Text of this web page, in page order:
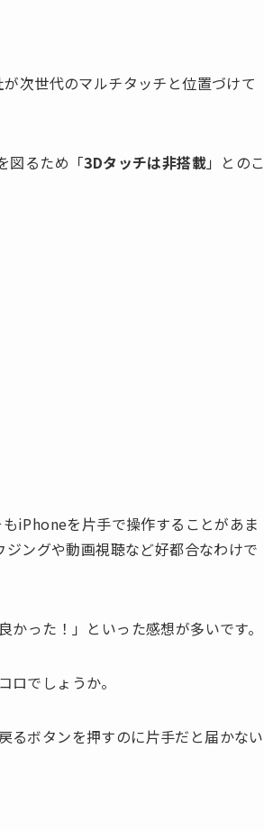
次世代のマルチタッチと位置づけて
図るため「3Dタッチは非搭載」とのこ
iPhoneを片手で操作することがあま
ングや動画視聴など好都合なわけで
った！」といった感想が多いです。
でしょうか。
ボタンを押すのに片手だと届かない